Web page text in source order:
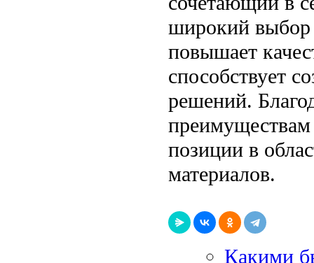
широкий выбор
повышает
способствует
решений.
позиции в
материалов.
Какими